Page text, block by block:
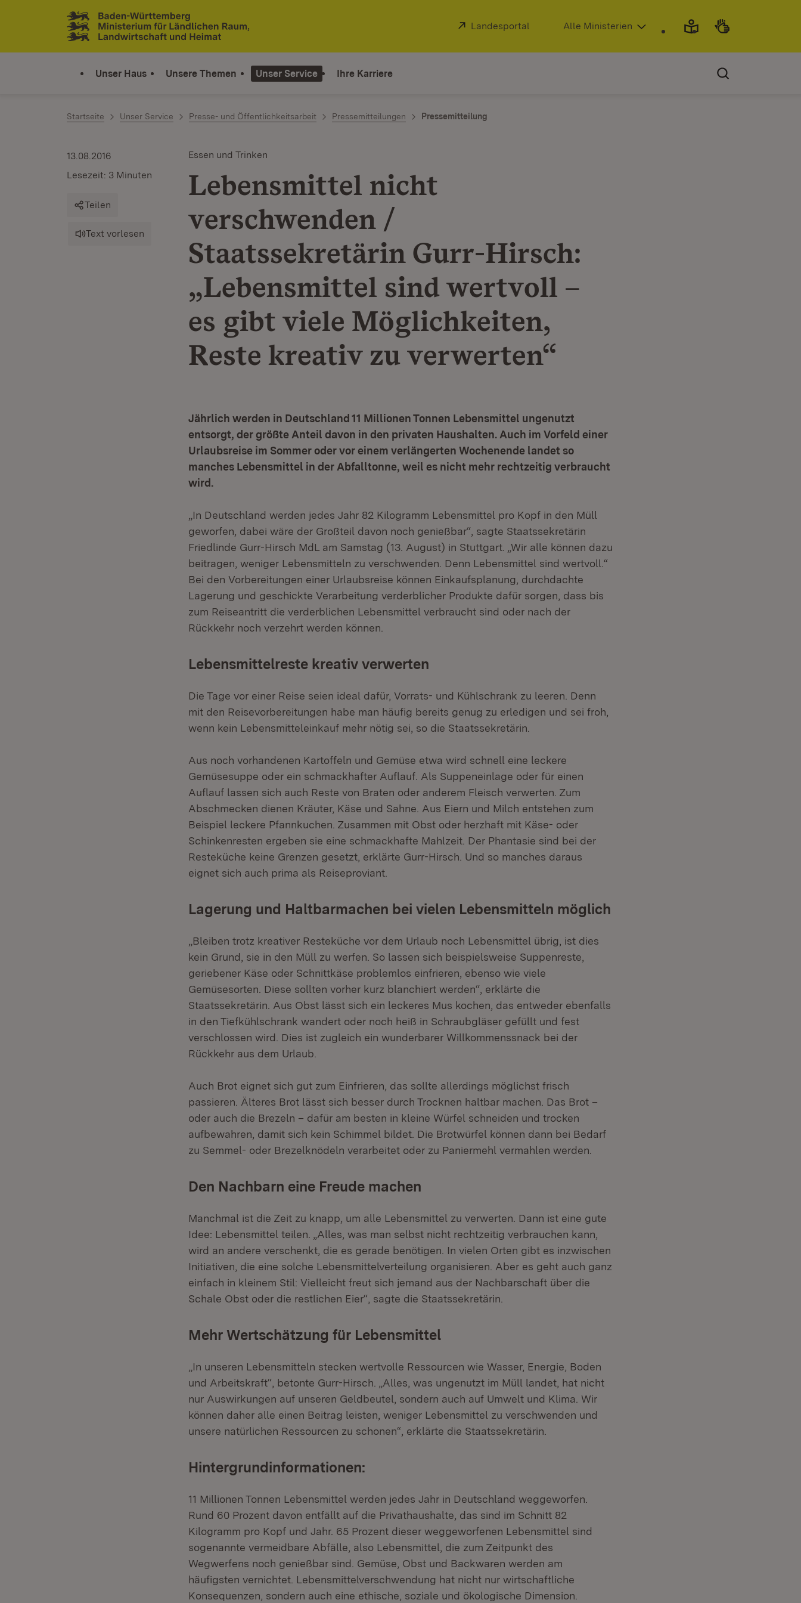
Zum Inhalt springen
Link zur Startseite
Extern:
Landesportal (Öffnet in neuem Fenster)
Alle Ministerien
Unser Haus Unsere Themen Unser Service Ihre Karriere
Startseite Unser Service Presse- und Öffentlichkeitsarbeit Pressemitteilungen Pressemitteilung
Essen und Trinken
Lebensmittel nicht
verschwenden /
Staatssekretärin Gurr-Hirsch:
„Lebensmittel sind wertvoll –
es gibt viele Möglichkeiten,
Reste kreativ zu verwerten“
13.08.2016
Lesezeit: 3 Minuten
Teilen
Text vorlesen
Jährlich werden in Deutschland 11 Millionen Tonnen Lebensmittel ungenutzt
entsorgt, der größte Anteil davon in den privaten Haushalten. Auch im Vorfeld einer
Urlaubsreise im Sommer oder vor einem verlängerten Wochenende landet so
manches Lebensmittel in der Abfalltonne, weil es nicht mehr rechtzeitig verbraucht
wird.
„In Deutschland werden jedes Jahr 82 Kilogramm Lebensmittel pro Kopf in den Müll
geworfen, dabei wäre der Großteil davon noch genießbar“, sagte Staatssekretärin
Friedlinde Gurr-Hirsch MdL am Samstag (13. August) in Stuttgart. „Wir alle können dazu
beitragen, weniger Lebensmitteln zu verschwenden. Denn Lebensmittel sind wertvoll.“
Bei den Vorbereitungen einer Urlaubsreise können Einkaufsplanung, durchdachte
Lagerung und geschickte Verarbeitung verderblicher Produkte dafür sorgen, dass bis
zum Reiseantritt die verderblichen Lebensmittel verbraucht sind oder nach der
Rückkehr noch verzehrt werden können.
Lebensmittelreste kreativ verwerten
Die Tage vor einer Reise seien ideal dafür, Vorrats- und Kühlschrank zu leeren. Denn
mit den Reisevorbereitungen habe man häufig bereits genug zu erledigen und sei froh,
wenn kein Lebensmitteleinkauf mehr nötig sei, so die Staatssekretärin.
Aus noch vorhandenen Kartoffeln und Gemüse etwa wird schnell eine leckere
Gemüsesuppe oder ein schmackhafter Auflauf. Als Suppeneinlage oder für einen
Auflauf lassen sich auch Reste von Braten oder anderem Fleisch verwerten. Zum
Abschmecken dienen Kräuter, Käse und Sahne. Aus Eiern und Milch entstehen zum
Beispiel leckere Pfannkuchen. Zusammen mit Obst oder herzhaft mit Käse- oder
Schinkenresten ergeben sie eine schmackhafte Mahlzeit. Der Phantasie sind bei der
Resteküche keine Grenzen gesetzt, erklärte Gurr-Hirsch. Und so manches daraus
eignet sich auch prima als Reiseproviant.
Lagerung und Haltbarmachen bei vielen Lebensmitteln möglich
„Bleiben trotz kreativer Resteküche vor dem Urlaub noch Lebensmittel übrig, ist dies
kein Grund, sie in den Müll zu werfen. So lassen sich beispielsweise Suppenreste,
geriebener Käse oder Schnittkäse problemlos einfrieren, ebenso wie viele
Gemüsesorten. Diese sollten vorher kurz blanchiert werden“, erklärte die
Staatssekretärin. Aus Obst lässt sich ein leckeres Mus kochen, das entweder ebenfalls
in den Tiefkühlschrank wandert oder noch heiß in Schraubgläser gefüllt und fest
verschlossen wird. Dies ist zugleich ein wunderbarer Willkommenssnack bei der
Rückkehr aus dem Urlaub.
Auch Brot eignet sich gut zum Einfrieren, das sollte allerdings möglichst frisch
passieren. Älteres Brot lässt sich besser durch Trocknen haltbar machen. Das Brot –
oder auch die Brezeln – dafür am besten in kleine Würfel schneiden und trocken
aufbewahren, damit sich kein Schimmel bildet. Die Brotwürfel können dann bei Bedarf
zu Semmel- oder Brezelknödeln verarbeitet oder zu Paniermehl vermahlen werden.
Den Nachbarn eine Freude machen
Manchmal ist die Zeit zu knapp, um alle Lebensmittel zu verwerten. Dann ist eine gute
Idee: Lebensmittel teilen. „Alles, was man selbst nicht rechtzeitig verbrauchen kann,
wird an andere verschenkt, die es gerade benötigen. In vielen Orten gibt es inzwischen
Initiativen, die eine solche Lebensmittelverteilung organisieren. Aber es geht auch ganz
einfach in kleinem Stil: Vielleicht freut sich jemand aus der Nachbarschaft über die
Schale Obst oder die restlichen Eier“, sagte die Staatssekretärin.
Mehr Wertschätzung für Lebensmittel
„In unseren Lebensmitteln stecken wertvolle Ressourcen wie Wasser, Energie, Boden
und Arbeitskraft“, betonte Gurr-Hirsch. „Alles, was ungenutzt im Müll landet, hat nicht
nur Auswirkungen auf unseren Geldbeutel, sondern auch auf Umwelt und Klima. Wir
können daher alle einen Beitrag leisten, weniger Lebensmittel zu verschwenden und
unsere natürlichen Ressourcen zu schonen“, erklärte die Staatssekretärin.
Hintergrundinformationen:
11 Millionen Tonnen Lebensmittel werden jedes Jahr in Deutschland weggeworfen.
Rund 60 Prozent davon entfällt auf die Privathaushalte, das sind im Schnitt 82
Kilogramm pro Kopf und Jahr. 65 Prozent dieser weggeworfenen Lebensmittel sind
sogenannte vermeidbare Abfälle, also Lebensmittel, die zum Zeitpunkt des
Wegwerfens noch genießbar sind. Gemüse, Obst und Backwaren werden am
häufigsten vernichtet. Lebensmittelverschwendung hat nicht nur wirtschaftliche
Konsequenzen, sondern auch eine ethische, soziale und ökologische Dimension.